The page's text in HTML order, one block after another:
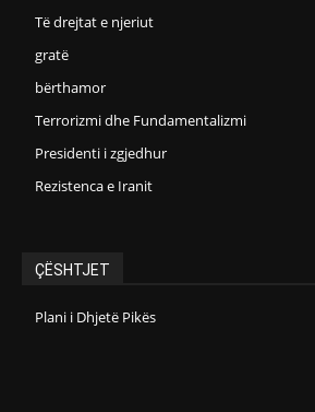
Të drejtat e njeriut
gratë
bërthamor
Terrorizmi dhe Fundamentalizmi
Presidenti i zgjedhur
Rezistenca e Iranit
ÇËSHTJET
Plani i Dhjetë Pikës